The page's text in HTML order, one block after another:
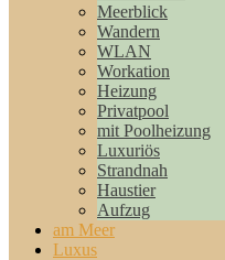
Meerblick
Wandern
WLAN
Workation
Heizung
Privatpool
mit Poolheizung
Luxuriös
Strandnah
Haustier
Aufzug
am Meer
Luxus